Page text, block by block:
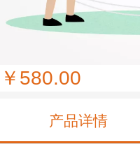
亲子互动课-于0.6
￥580.00
产品详情